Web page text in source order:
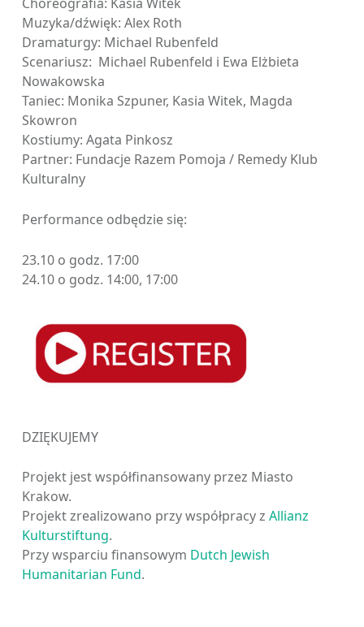
Muzyka/dźwięk: Alex Roth
Dramaturgy: Michael Rubenfeld
Scenariusz: Michael Rubenfeld i Ewa Elżbieta
Nowakowska
Taniec: Monika Szpuner, Kasia Witek, Magda
Skowron
Kostiumy: Agata Pinkosz
Partner: Fundacje Razem Pomoja / Remedy Klub
Kulturalny
Performance odbędzie się:
23.10 o godz. 17:00
24.10 o godz. 14:00, 17:00
DZIĘKUJEMY
Projekt jest współfinansowany przez Miasto
Krakow.
Projekt zrealizowano przy współpracy z Allianz
Kulturstiftung.
Przy wsparciu finansowym Dutch Jewish
Humanitarian Fund.